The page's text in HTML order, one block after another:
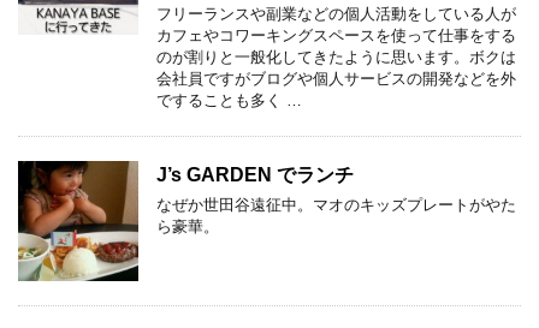
フリーランスや副業などの個人活動をしている人が
カフェやコワーキングスペースを使って仕事をする
のが割りと一般化してきたように思います。ボクは
会社員ですがブログや個人サービスの開発などを外
ですることも多く …
J’s GARDEN でランチ
なぜか世田谷遠征中。マオのキッズプレートがやた
ら豪華。